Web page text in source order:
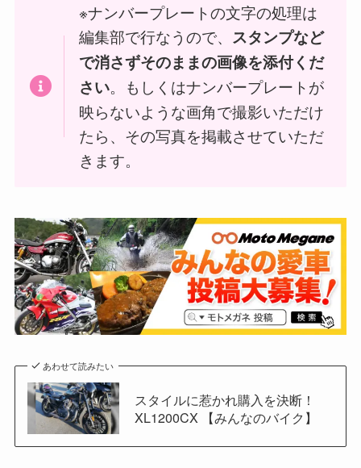
※ナンバープレートの文字の処理は
編集部で行なうので、 スタンプなど
で消さずそのままの画像を添付くだ
さい。もしくはナンバープレートが
映らないような画角で撮影いただけ
たら、その写真を掲載させていただ
きます。
あわせて読みたい
スタイルに惹かれ購入を決断！
XL1200CX 【みんなのバイク】